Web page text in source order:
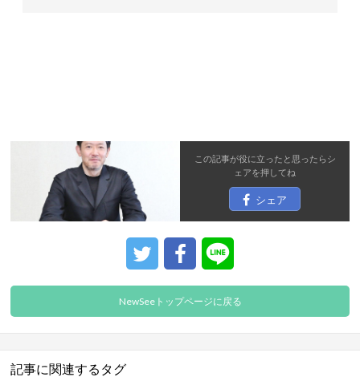
この記事が役に立ったと思ったらシ
ェアを押してね
シェア
NewSeeトップページに戻る
記事に関連するタグ